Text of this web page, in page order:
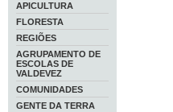
APICULTURA
FLORESTA
REGIÕES
AGRUPAMENTO DE
ESCOLAS DE
VALDEVEZ
COMUNIDADES
GENTE DA TERRA